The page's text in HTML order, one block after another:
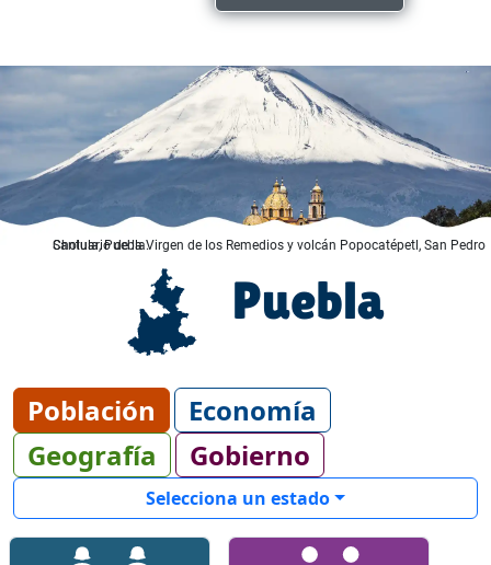
Santuario de la Virgen de los Remedios y volcán Popocatépetl, San Pedro Cholula, Puebla.
Puebla
Población
Economía
Geografía
Gobierno
Selecciona un estado